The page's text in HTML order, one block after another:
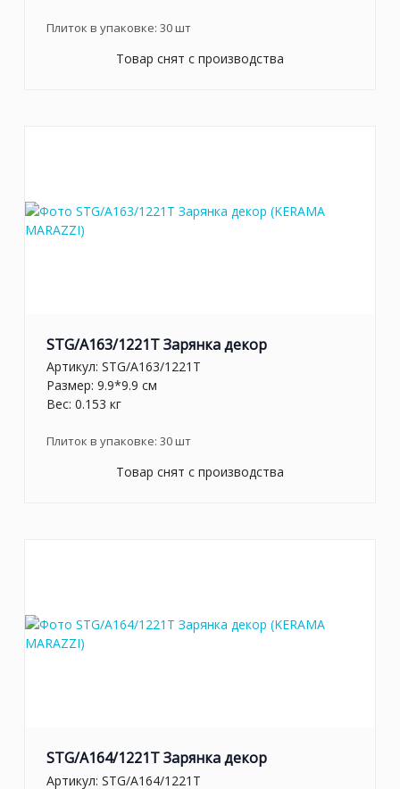
Плиток в упаковке: 30шт
Товар снят с производства
STG/A163/1221T Зарянка декор
Артикул: STG/A163/1221T
Размер: 9.9*9.9 см
Вес: 0.153 кг
Плиток в упаковке: 30шт
Товар снят с производства
STG/A164/1221T Зарянка декор
Артикул: STG/A164/1221T